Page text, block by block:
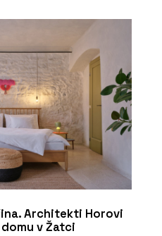
Architekti Horovi
v Žatci